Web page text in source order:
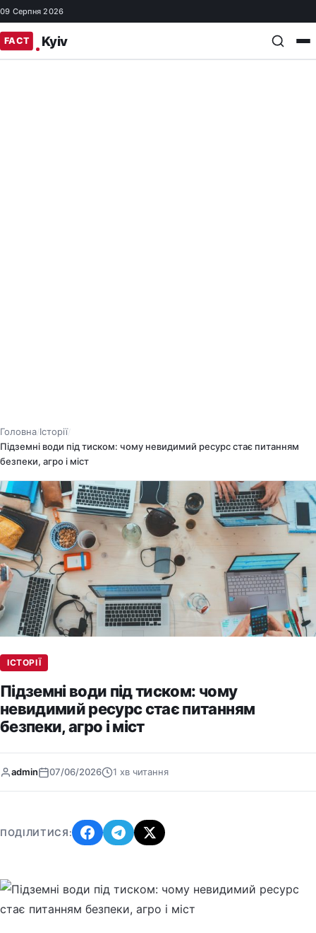
09 Серпня 2026
Головна/ Історії/
Підземні води під тиском: чому невидимий ресурс стає питанням
безпеки, агро і міст
ІСТОРІЇ
Підземні води під тиском: чому
невидимий ресурс стає питанням
безпеки, агро і міст
admin 07/06/2026 1 хв читання
ПОДІЛИТИСЯ: